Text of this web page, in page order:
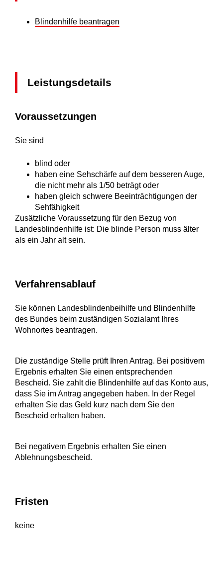
Blindenhilfe beantragen
Leistungsdetails
Voraussetzungen
Sie sind
blind oder
haben eine Sehschärfe auf dem besseren Auge,
die nicht mehr als 1/50 beträgt oder
haben gleich schwere Beeinträchtigungen der
Sehfähigkeit
Zusätzliche Voraussetzung für den Bezug von
Landesblindenhilfe ist: Die blinde Person muss älter
als ein Jahr alt sein.
Verfahrensablauf
Sie können Landesblindenbeihilfe und Blindenhilfe
des Bundes beim zuständigen Sozialamt Ihres
Wohnortes beantragen.
Die zuständige Stelle prüft Ihren Antrag. Bei positivem
Ergebnis erhalten Sie einen entsprechenden
Bescheid. Sie zahlt die Blindenhilfe auf das Konto aus,
dass Sie im Antrag angegeben haben. In der Regel
erhalten Sie das Geld kurz nach dem Sie den
Bescheid erhalten haben.
Bei negativem Ergebnis erhalten Sie einen
Ablehnungsbescheid.
Fristen
keine